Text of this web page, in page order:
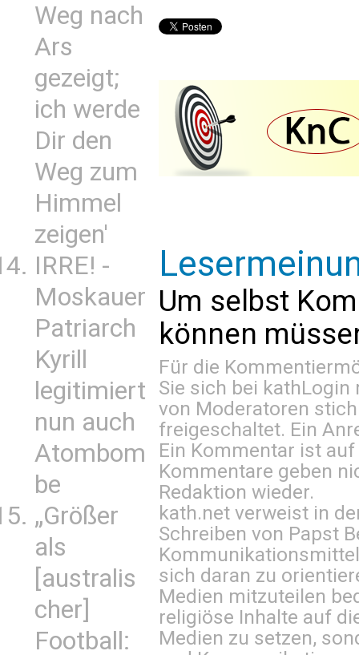
Weg nach
Ars
gezeigt;
ich werde
Dir den
Weg zum
Himmel
zeigen'
IRRE! -
Moskauer
Patriarch
Kyrill
legitimiert
nun auch
Atombom
be
„Größer
als
[australis
cher]
Football:
Um selbst
können
Für die
Sie sich bei kathLogin
von Moderatoren
freigeschaltet. Ein
Ein Kommentar ist
Kommentare geben
Redaktion wieder.
kath.net verweist in
Schreiben von Papst
sich daran zu
Medien mitzuteilen
religiöse Inhalte auf
Medien zu setzen,